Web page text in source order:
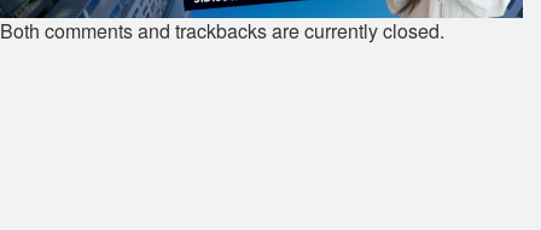
Both comments and trackbacks are currently closed.